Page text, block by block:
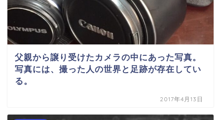
父親から譲り受けたカメラの中にあった写真。
写真には、撮った人の世界と足跡が存在してい
る。
2017年4月13日